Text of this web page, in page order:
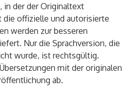
in der der Originaltext
offizielle und autorisierte
werden zur besseren
Nur die Sprachversion, die
wurde, ist rechtsgültig.
mit der originalen
ab.